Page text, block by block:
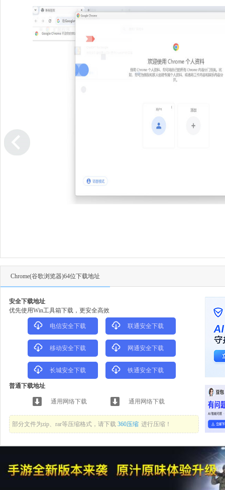
Chrome(谷歌浏览器)64位下载地址
安全下载地址
优先使用Win工具箱下载，更安全高效
电信安全下载 联通安全下载
移动安全下载 网通安全下载
长城安全下载 铁通安全下载
普通下载地址
通用网络下载 通用网络下载
部分文件为zip、rar等压缩格式，请下载 360压缩 进行压缩！